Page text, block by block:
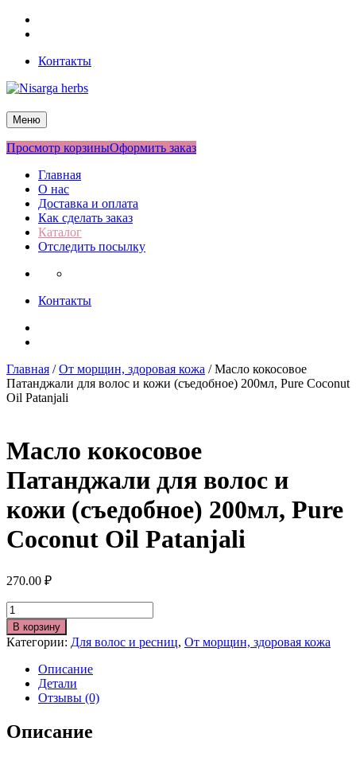
Перейти
Контакты
Nisarga herbs
Меню
Просмотр корзиныОформить заказ
Главная
О нас
Доставка и оплата
Как сделать заказ
Каталог
Отследить посылку
Контакты
Главная /От морщин, здоровая кожа / Масло кокосовое
Патанджали для волос и кожи (съедобное) 200мл, Pure Coconut
Oil Patanjali
Масло кокосовое
Патанджали для волос и
кожи (съедобное) 200мл, Pure
Coconut Oil Patanjali
270.00 ₽
Количество
В корзину
Категории: Для волос и ресниц, От морщин, здоровая кожа
Описание
Детали
Отзывы (0)
Описание